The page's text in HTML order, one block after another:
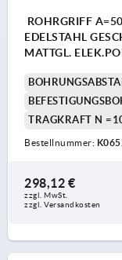
ROHRGRIFF
EDELSTAHL
MATTGL.
TRAGKRAFT N
Bestellnummer:
298,12 €
zzgl. MwSt.
zzgl. Versandkosten